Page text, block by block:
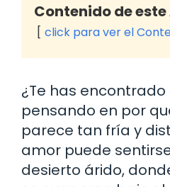
Contenido de
click para ver el
¿Te has encontrado
pensando en por
parece tan fría y
amor puede
desierto árido,